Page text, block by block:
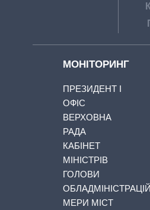
МОНІТОРИНГ
ПРЕЗИДЕНТ І
ОФІС
ВЕРХОВНА
РАДА
КАБІНЕТ
МІНІСТРІВ
ГОЛОВИ
ОБЛАДМІНІСТРАЦІЙ
МЕРИ МІСТ